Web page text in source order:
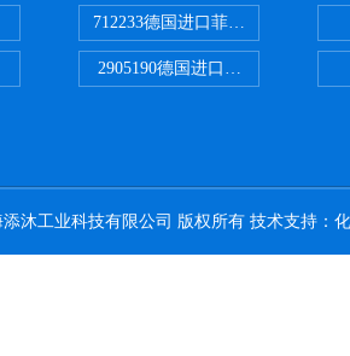
712233德国进口菲尼克斯断路器
2905190德国进口菲尼克斯继电器
沐工业科技有限公司 版权所有 技术支持：